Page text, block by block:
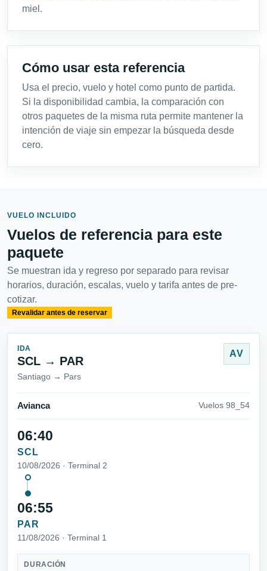
miel.
Cómo usar esta referencia
Usa el precio, vuelo y hotel como punto de partida.
Si la disponibilidad cambia, la comparación con
otros paquetes de la misma ruta permite mantener la
intención de viaje sin empezar la búsqueda desde
cero.
VUELO INCLUIDO
Vuelos de referencia para este
paquete
Se muestran ida y regreso por separado para revisar
horarios, duración, escalas, vuelo y tarifa antes de pre-
cotizar.
Revalidar antes de reservar
IDA
SCL → PAR
Santiago → Pars
AV
Avianca Vuelos 98_54
06:40
SCL
10/08/2026 · Terminal 2
06:55
PAR
11/08/2026 · Terminal 1
DURACIÓN